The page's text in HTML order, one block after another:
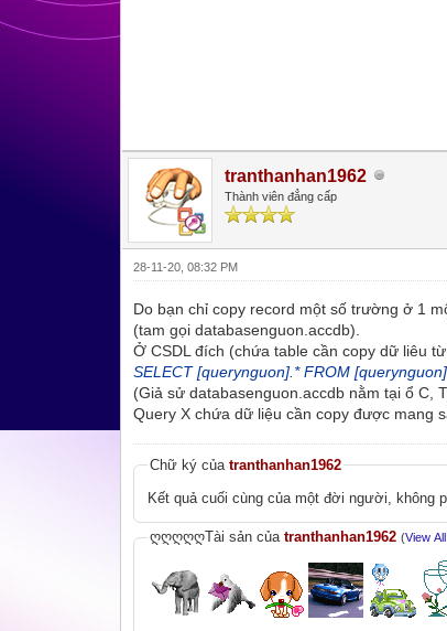
tranthanhan1962
Thành viên đẳng cấp
28-11-20, 08:32 PM
Do bạn chỉ copy record một số trường ở 1
(tam gọi databasenguon.accdb).
Ở CSDL đích (chứa table cần copy dữ liêu
SELECT [querynguon].* FROM
(Giả sử databasenguon.accdb nằm tại ổ C,
Query X chứa dữ liệu cần copy được mang
Chữ ký củatranthanhan1962
Kết quả cuối cùng của một đời người, không
ღღღღღTài sản củatranthanhan1962 (View